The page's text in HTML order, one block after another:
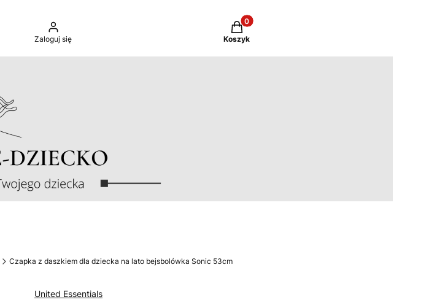
Zaloguj się
Produkty w koszyku: 0. Zobacz szczegóły
Koszyk
Czapka z daszkiem dla dziecka na lato bejsbolówka Sonic 53cm
United Essentials